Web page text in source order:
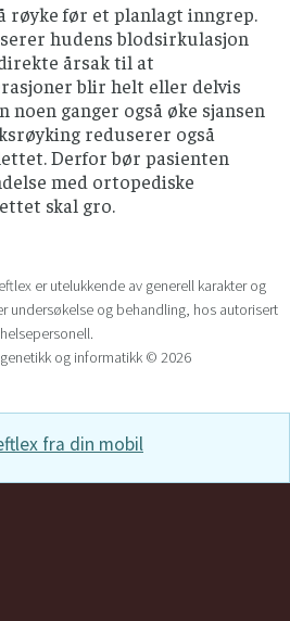
røyke før et planlagt inngrep.
hudens blodsirkulasjon
årsak til at
blir helt eller delvis
noen ganger også øke sjansen
reduserer også
Derfor bør pasienten
med ortopediske
skal gro.
er utelukkende av generell karakter og
undersøkelse og behandling, hos autorisert
helsepersonell.
og informatikk © 2026
fra din mobil